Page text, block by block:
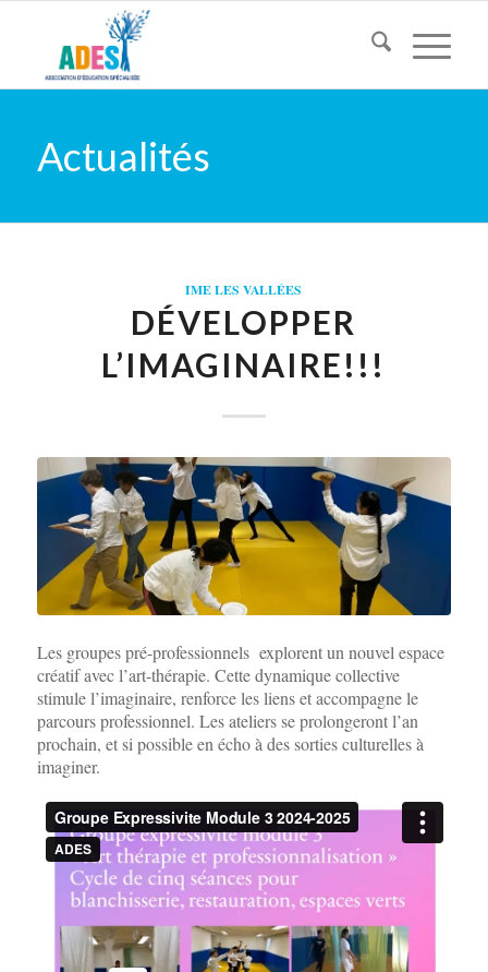
Actualités
IME LES VALLÉES
DÉVELOPPER
L’IMAGINAIRE!!!
Les groupes pré-professionnels explorent un nouvel espace
créatif avec l’art-thérapie. Cette dynamique collective
stimule l’imaginaire, renforce les liens et accompagne le
parcours professionnel. Les ateliers se prolongeront l’an
prochain, et si possible en écho à des sorties culturelles à
imaginer.